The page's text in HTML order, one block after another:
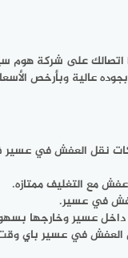
اتصالك على شركة
عالية وبأرخص
نقل العفش في عسير
مع التغليف ممتازه.
في عسير.
عسير وخارجها